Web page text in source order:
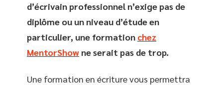
d’écrivain professionnel n’exige pas de
diplôme ou un niveau d’étude en
particulier, une formation chez
MentorShow ne serait pas de trop.
Une formation en écriture vous permettra